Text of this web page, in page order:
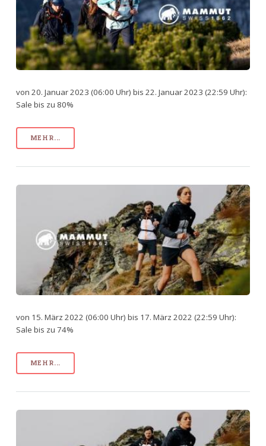
von 20. Januar 2023 (06:00 Uhr) bis 22. Januar 2023 (22:59 Uhr):
Sale bis zu 80%
MEHR...
von 15. März 2022 (06:00 Uhr) bis 17. März 2022 (22:59 Uhr):
Sale bis zu 74%
MEHR...